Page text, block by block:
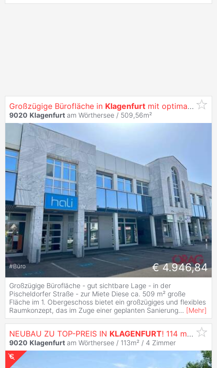
Großzügige Bürofläche in Klagenfurt mit optimaler Werbewirksamkeit -
9020 Klagenfurt am Wörthersee / 509,56m²
#Büro € 4.946,84
Großzügige Bürofläche - gut sichtbare Lage - in der
Pischeldorfer Straße - zur Miete Diese ca. 509 m² große
Fläche im 1. Obergeschoss bietet ein großzügiges und flexibles
Raumkonzept, das im Zuge einer geplanten Sanierung... [Mehr]
NEUBAU ZU TOP-PREIS IN KLAGENFURT! 114 m² REIHENHAUS MIT 4 ZIMMERN - TERRASSE - BALKON - KLEINGARTEN! KRIEGLWEG TOP 5!
9020 Klagenfurt am Wörthersee / 113m² / 4 Zimmer